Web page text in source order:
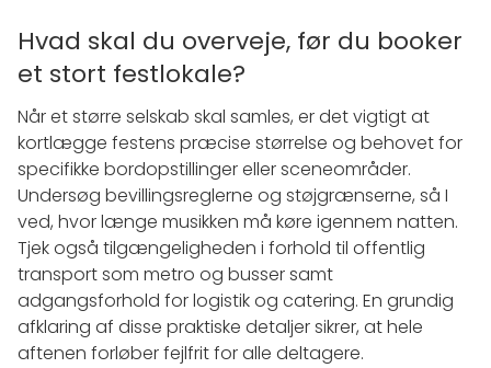
Hvad skal du overveje, før du booker
et stort festlokale?
Når et større selskab skal samles, er det vigtigt at
kortlægge festens præcise størrelse og behovet for
specifikke bordopstillinger eller sceneområder.
Undersøg bevillingsreglerne og støjgrænserne, så I
ved, hvor længe musikken må køre igennem natten.
Tjek også tilgængeligheden i forhold til offentlig
transport som metro og busser samt
adgangsforhold for logistik og catering. En grundig
afklaring af disse praktiske detaljer sikrer, at hele
aftenen forløber fejlfrit for alle deltagere.